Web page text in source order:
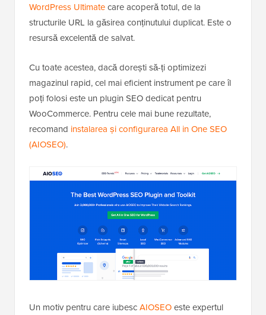
WordPress Ultimatecare acoperă totul, de la
structurile URL la găsirea conținutului duplicat. Este o
resursă excelentă de salvat.
Cu toate acestea, dacă dorești să-ți optimizezi
magazinul rapid, cel mai eficient instrument pe care îl
poți folosi este un plugin SEO dedicat pentru
WooCommerce. Pentru cele mai bune rezultate,
recomand instalarea și configurarea All in One SEO
(AIOSEO).
Un motiv pentru care iubescAIOSEOeste expertul